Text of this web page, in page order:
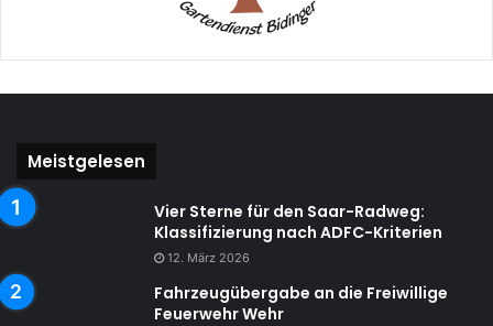
Meistgelesen
Vier Sterne für den Saar-Radweg:
Klassifizierung nach ADFC-Kriterien
12. März 2026
Fahrzeugübergabe an die Freiwillige
Feuerwehr Wehr